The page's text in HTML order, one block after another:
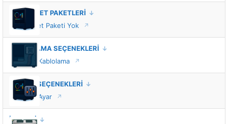
VIP HİZMET PAKETLERİ
VIP Hizmet Paketi Yok
KABLOLAMA SEÇENEKLERİ
Standart Kablolama
TUNING SEÇENEKLERİ
Standart Ayar
İŞLEMCİ